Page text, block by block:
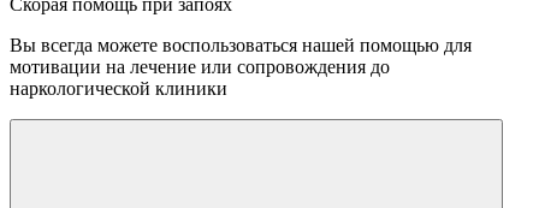
Вы всегда можете воспользоваться нашей помощью для
мотивации на лечение или сопровождения до
наркологической клиники